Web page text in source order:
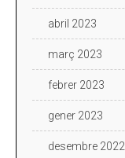
abril 2023
març 2023
febrer 2023
gener 2023
desembre 2022